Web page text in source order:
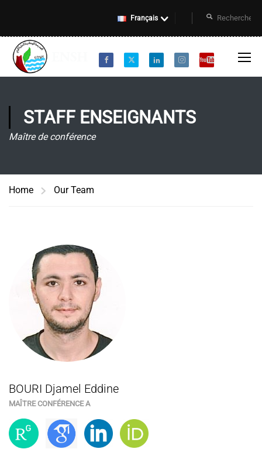
Français
STAFF ENSEIGNANTS
Maître de conférence
Home Our Team
BOURI Djamel Eddine
MAÎTRE CONFÉRENCE A